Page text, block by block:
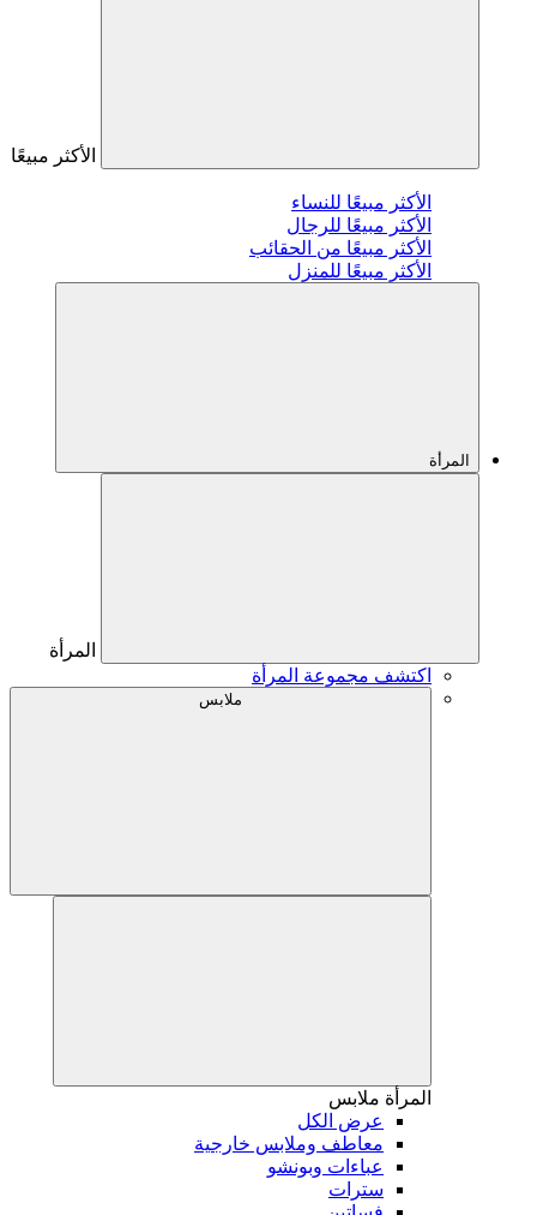
الأكثر مبيعًا
الأكثر مبيعًا للنساء
الأكثر مبيعًا للرجال
الأكثر مبيعًا من الحقائب
الأكثر مبيعًا للمنزل
المرأة
المرأة
اكتشف مجموعة المرأة
ملابس
المرأة ملابس
عرض الكل
معاطف وملابس خارجية
عباءات وبونشو
سترات